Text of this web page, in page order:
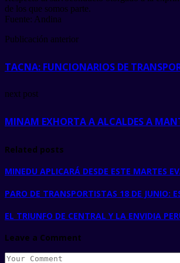
de los que somos parte.
Fuente: Andina
Publicación anterior
TACNA: FUNCIONARIOS DE
next post
MINAM EXHORTA A ALCALDES A
Related posts
MINEDU APLICARÁ DESDE ESTE MARTES
PARO DE TRANSPORTISTAS 18 DE JUNIO:
EL TRIUNFO DE CENTRAL Y LA ENVIDIA
Leave a Comment